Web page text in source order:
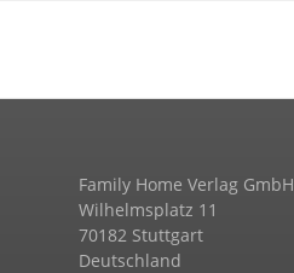
Family Home Verlag GmbH
Wilhelmsplatz 11
70182 Stuttgart
Deutschland